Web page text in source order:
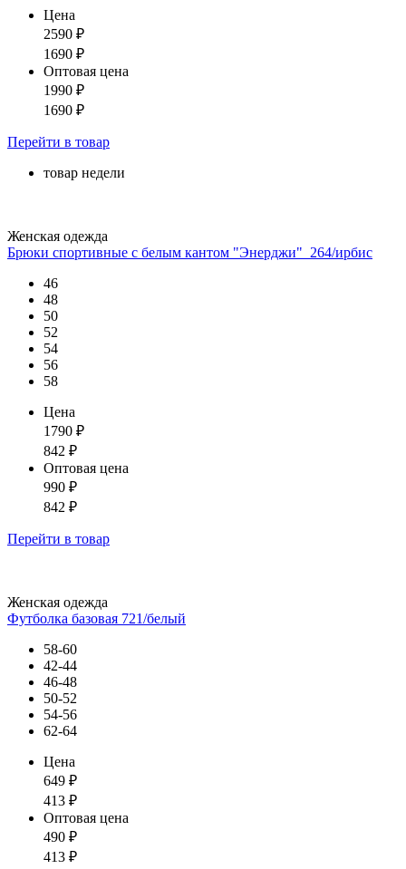
Цена
2590 ₽
1690 ₽
Оптовая цена
1990 ₽
1690 ₽
Перейти в товар
товар недели
Женская одежда
Брюки спортивные с белым кантом "Энерджи"_264/ирбис
46
48
50
52
54
56
58
Цена
1790 ₽
842 ₽
Оптовая цена
990 ₽
842 ₽
Перейти в товар
Женская одежда
Футболка базовая 721/белый
58-60
42-44
46-48
50-52
54-56
62-64
Цена
649 ₽
413 ₽
Оптовая цена
490 ₽
413 ₽